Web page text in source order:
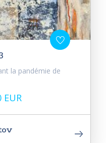
la pandémie de
EUR